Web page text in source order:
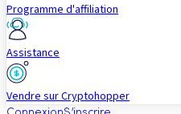
Programme d'affiliation
Assistance
Vendre sur Cryptohopper